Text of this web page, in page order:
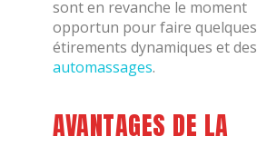
sont en revanche le moment
opportun pour faire quelques
étirements dynamiques et des
automassages.
AVANTAGES DE LA